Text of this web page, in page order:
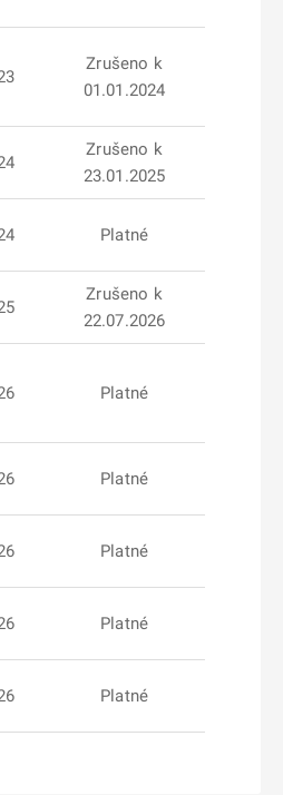
Zrušeno k
01.01.2024
Zrušeno k
23.01.2025
Platné
Zrušeno k
22.07.2026
Platné
Platné
Platné
Platné
Platné